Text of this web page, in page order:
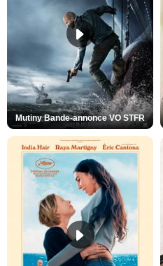
Mutiny Bande-annonce VO STFR